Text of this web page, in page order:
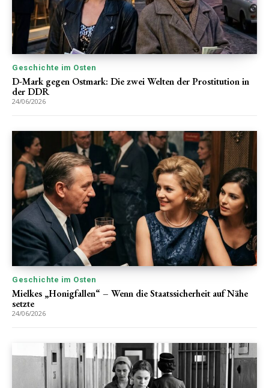
Geschichte im Osten
D-Mark gegen Ostmark: Die zwei Welten der Prostitution in
der DDR
24/06/2026
Geschichte im Osten
Mielkes „Honigfallen“ – Wenn die Staatssicherheit auf Nähe
setzte
24/06/2026